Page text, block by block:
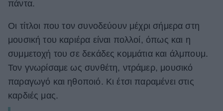
πάντα.
Οι τίτλοι που τον συνοδεύουν μέχρι σήμερα στη
μουσική του καριέρα είναι πολλοί, όπως και η
συμμετοχή του σε δεκάδες κομμάτια και άλμπουμ.
Τον γνωρίσαμε ως συνθέτη, ντράμερ, μουσικό
παραγωγό και ηθοποιό. Κι έτσι παραμένει στις
καρδιές μας.